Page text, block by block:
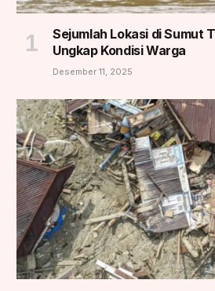
Sejumlah Lokasi di Sumut
Ungkap Kondisi Warga
Desember 11, 2025